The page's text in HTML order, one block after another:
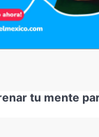
tu mente